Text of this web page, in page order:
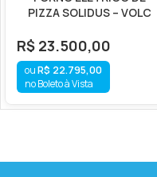
PIZZA SOLIDUS – VOLC
R$ 23.500,00
R$ 22.795,00
no Boleto à Vista